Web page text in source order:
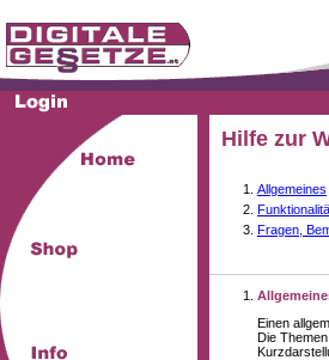
Hilfe zur
Allgemeines
Fragen,
Einen
Die